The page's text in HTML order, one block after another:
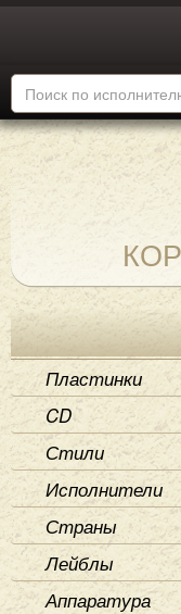
Пластинки
CD
Стили
Исполнители
Страны
Лейблы
Аппаратура